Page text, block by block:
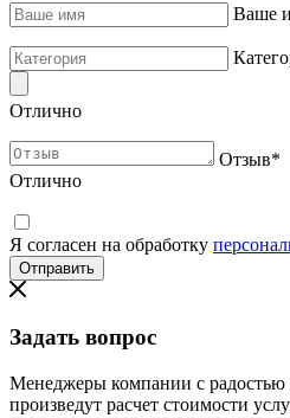
Ваше
Отлично
Отзыв*
Отлично
Я согласен на обработку
Задать вопрос
Менеджеры компании с радостью
произведут расчет стоимости